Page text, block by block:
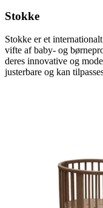
Stokke
Stokke er et
vifte af baby- og
deres innovative og
justerbare og kan